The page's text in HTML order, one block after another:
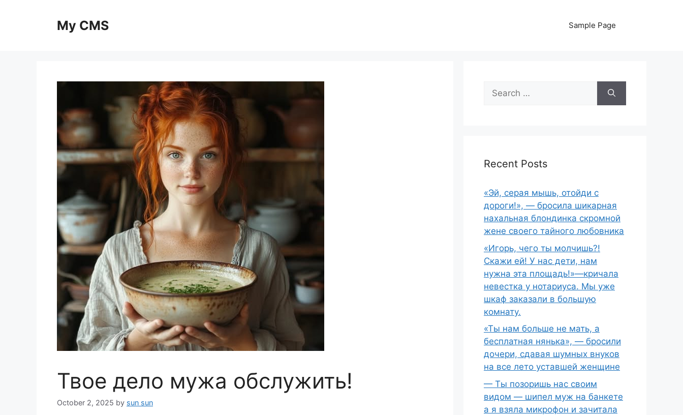
My CMS Sample Page
Твое дело мужа обслужить!
October 2, 2025 by sun sun
Search
for:
Recent Posts
«Эй, серая мышь, отойди с
дороги!», — бросила шикарная
нахальная блондинка скромной
жене своего тайного любовника
«Игорь, чего ты молчишь?!
Скажи ей! У нас дети, нам
нужна эта площадь!»—кричала
невестка у нотариуса. Мы уже
шкаф заказали в большую
комнату.
«Ты нам больше не мать, а
бесплатная нянька», — бросили
дочери, сдавая шумных внуков
на все лето уставшей женщине
— Ты позоришь нас своим
видом — шипел муж на банкете
а я взяла микрофон и зачитала